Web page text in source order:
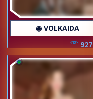
◉ VOLKAIDA
927